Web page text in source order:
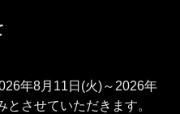
年8月11日(火)～2026年
させていただきます。